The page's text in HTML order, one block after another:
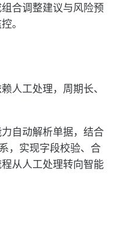
合调整建议与风险预
。
人工处理，周期长、
自动解析单据，结合
，实现字段校验、合
从人工处理转向智能